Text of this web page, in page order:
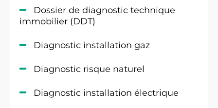
Dossier de diagnostic technique
immobilier (DDT)
Diagnostic installation gaz
Diagnostic risque naturel
Diagnostic installation électrique